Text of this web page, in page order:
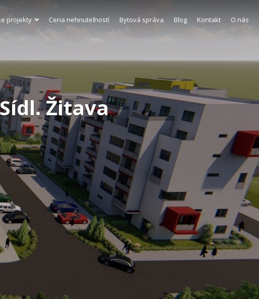
Žitava
projekty Cena nehnuteľností Bytová správa Blog Kontakt O nás